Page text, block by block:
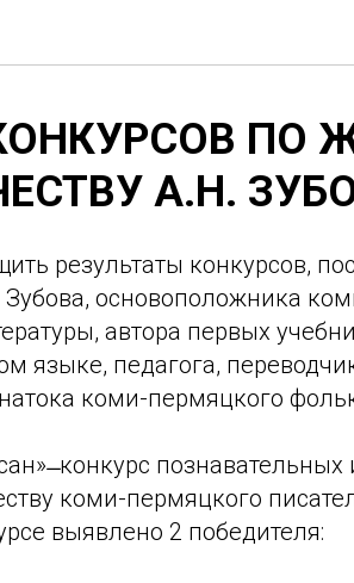
ПО
А.Н.
результаты конкурсов,
основоположника
автора первых
языке, педагога,
коми-пермяцкого
конкурс познавательных
коми-пермяцкого
выявлено 2 победителя: